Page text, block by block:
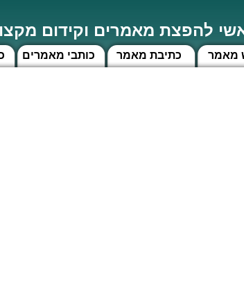
להפצת מאמרים וקידום
כותבי מאמרים כתיבת מאמר מאמר